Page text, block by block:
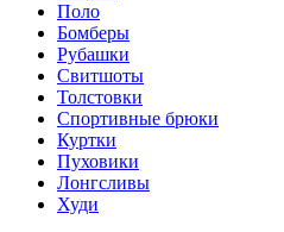
Поло
Бомберы
Рубашки
Свитшоты
Толстовки
Спортивные брюки
Куртки
Пуховики
Лонгсливы
Худи